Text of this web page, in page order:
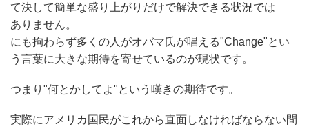
て決して簡単な盛り上がりだけで解決できる状況では
ありません。
にも拘わらず多くの人がオバマ氏が唱える"Change"とい
う言葉に大きな期待を寄せているのが現状です。
つまり"何とかしてよ"という嘆きの期待です。
実際にアメリカ国民がこれから直面しなければならない問